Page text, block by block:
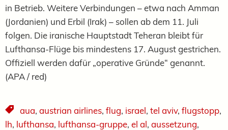
in Betrieb. Weitere Verbindungen – etwa nach Amman
(Jordanien) und Erbil (Irak) – sollen ab dem 11. Juli
folgen. Die iranische Hauptstadt Teheran bleibt für
Lufthansa-Flüge bis mindestens 17. August gestrichen.
Offiziell werden dafür „operative Gründe“ genannt.
(APA / red)
aua, austrian airlines, flug, israel, tel aviv, flugstopp,
lh, lufthansa, lufthansa-gruppe, el al, aussetzung,